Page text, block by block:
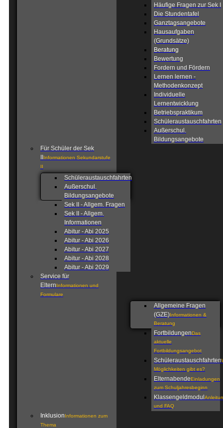
Häufige Fragen zur Sek I
Die Stundentafel
Ganztagsangebote
Hausaufgaben
(Grundsätze)
Beratung
Bewertung
Fordern und Fördern
Lernen lernen -
Methodenkonzept
Individuelle
Lernentwicklung
Betriebspraktikum
Schüleraustauschfahrten
Außerschul.
Bildungsangebote
Für Schüler der Sek
Informationen Sekundarstufe
II
Schüleraustauschfahrten
Außerschul.
Bildungsangebote
Sek II - Allgem. Fragen
Sek II - Allgem.
Informationen
Abitur - Abi 2025
Abitur - Abi 2026
Abitur - Abi 2027
Abitur - Abi 2028
Abitur - Abi 2029
Service für
ElternInformationen und
Formulare
Allgemeine Fragen
(GZE)Informationen &
Beratung
FortbildungenDas
aktuelle
Fortbildungsangebot
Schüleraustauschfahrten
Möglichkeiten gibt es?
ElternabendeEinladungen
zum Schuljahresbeginn
Klassengeldmodul
und FAQ
InklusionInformationen zum
Thema